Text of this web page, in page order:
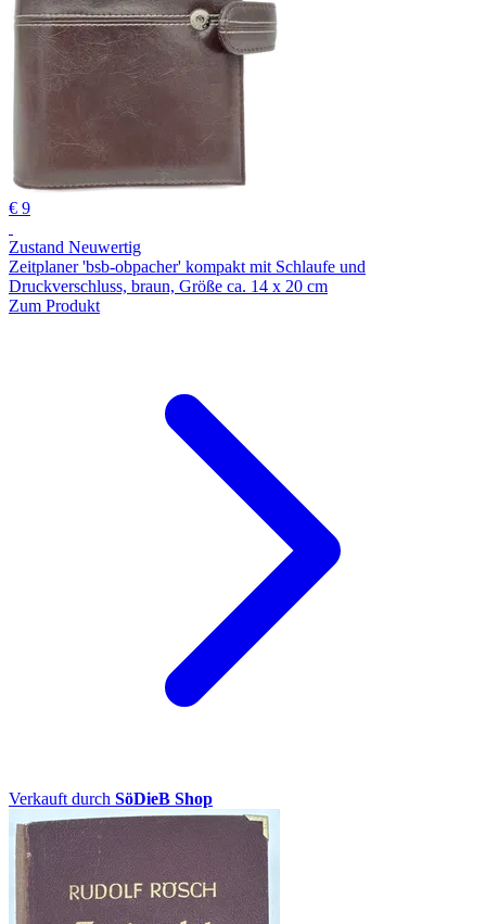
€ 9
Zustand Neuwertig
Zeitplaner 'bsb-obpacher' kompakt mit Schlaufe und
Druckverschluss, braun, Größe ca. 14 x 20 cm
Zum Produkt
Verkauft durch SöDieB Shop